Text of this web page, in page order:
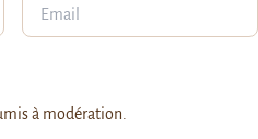
à modération.